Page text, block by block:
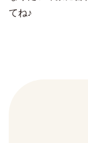
てね♪